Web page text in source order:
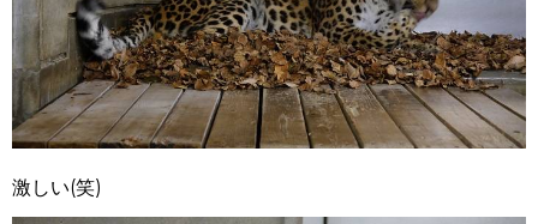
激しい(笑)